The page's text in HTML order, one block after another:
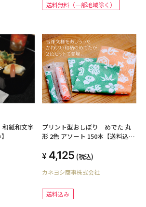
送料無料（一部地域除く）
紙和文字
プリント型おしぼり めでた 丸
形 2色 アソート 150本【送料込
4,125 (税込)
カネヨシ商事株式会社
送料込み